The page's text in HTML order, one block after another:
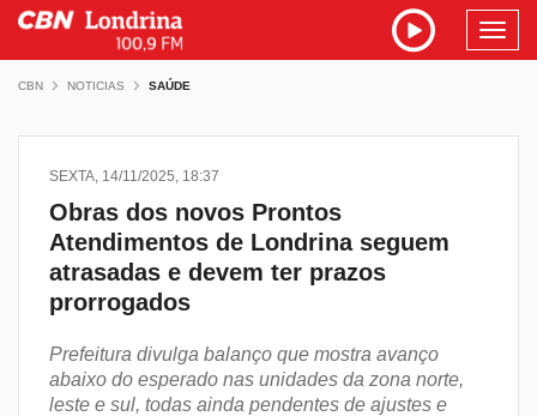
CBN NOTICIAS SAÚDE
SEXTA, 14/11/2025, 18:37
Obras dos novos Prontos
Atendimentos de Londrina seguem
atrasadas e devem ter prazos
prorrogados
Prefeitura divulga balanço que mostra avanço
abaixo do esperado nas unidades da zona norte,
leste e sul, todas ainda pendentes de ajustes e